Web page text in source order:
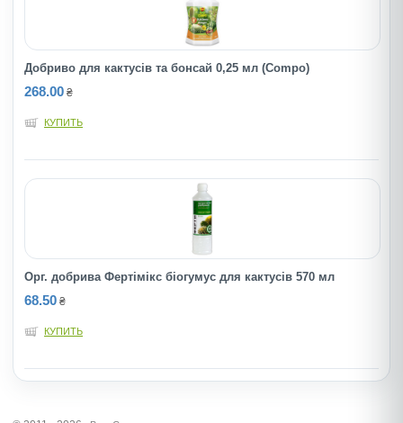
Добриво для кактусів та бонсай 0,25 мл (Compo)
268.00 ₴
КУПИТЬ
Орг. добрива Фертімікс біогумус для кактусів 570 мл
68.50 ₴
КУПИТЬ